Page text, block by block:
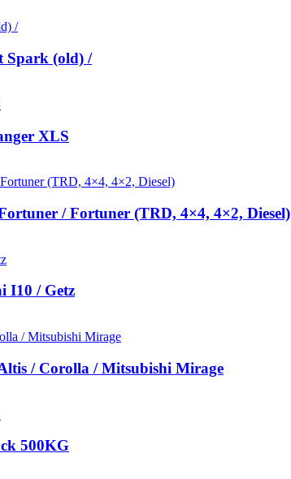
Spark (old) /
XLS
/ Fortuner (TRD, 4×4, 4×2, Diesel)
I10 / Getz
/ Corolla / Mitsubishi Mirage
500KG